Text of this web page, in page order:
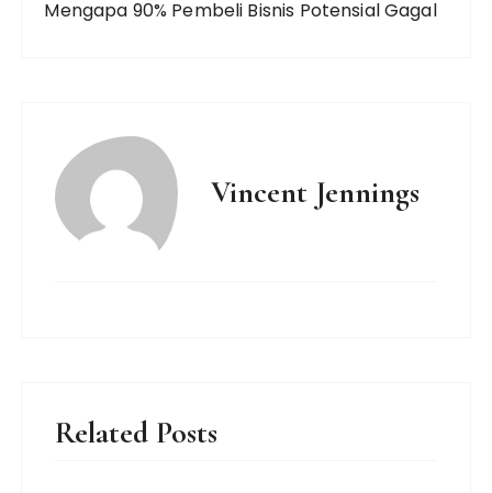
Mengapa 90% Pembeli Bisnis Potensial Gagal
Vincent Jennings
Related Posts